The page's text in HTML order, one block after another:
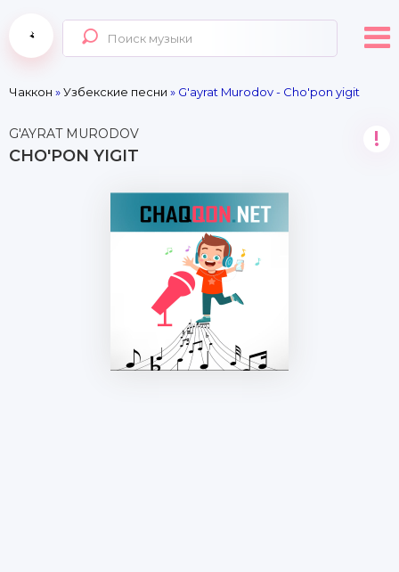
Чаккон »Узбекские песни » G'ayrat Murodov - Cho'pon yigit
G'AYRAT MURODOV
CHO'PON YIGIT
!